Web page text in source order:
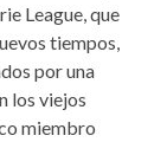
League, que
tiempos,
por una
los viejos
miembro